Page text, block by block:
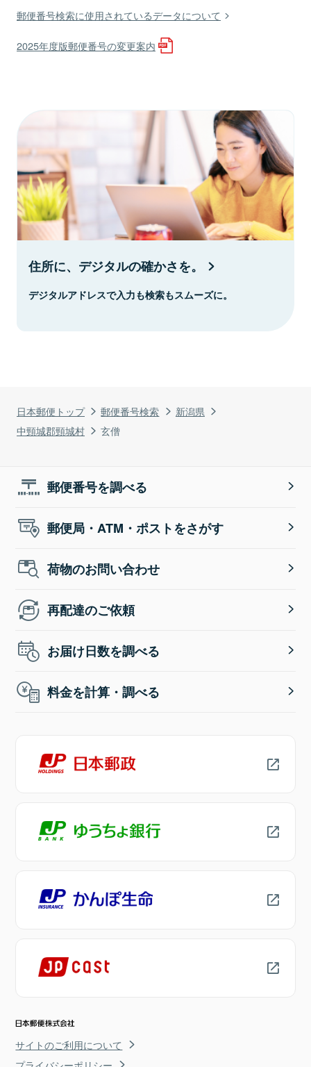
日本郵便トップ 郵便番号検索
新潟県
中頸城郡頸城村
玄僧
郵便番号検索に使用されているデータについて
2025年度版郵便番号の変更案内
住所に、デジタルの確かさを。
デジタルアドレスで入力も検索もスムーズに。
郵便番号を調べる
郵便局・ATM・ポストをさがす
荷物のお問い合わせ
再配達のご依頼
お届け日数を調べる
料金を計算・調べる
サイトのご利用について